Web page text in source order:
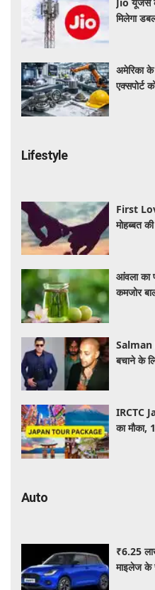
मिलेगा
अमेरिका
एक्सपोर्ट
Lifestyle
First
मोहब्बत
आंवला का
कमजोर
Salman
बचाने के
IRCTC
का मौका,
Auto
₹6.25
माइलेज के